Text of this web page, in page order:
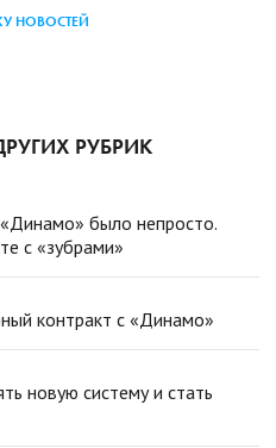
НОВОСТЕЙ
РУБРИК
было непросто.
с «зубрами»
контракт с «Динамо»
новую систему и стать